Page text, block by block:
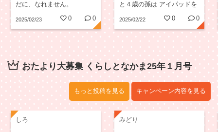
だに、なれません。
2025/02/23 0 0
と４歳の孫は アイパッドを
味なし。 子供の頃の私はテ
レビ大好きっ子でした。
2025/02/22 0 0
おたより大募集 くらしとなかま25年１月号
もっと投稿を見る キャンペーン内容を見る
しろ みどり